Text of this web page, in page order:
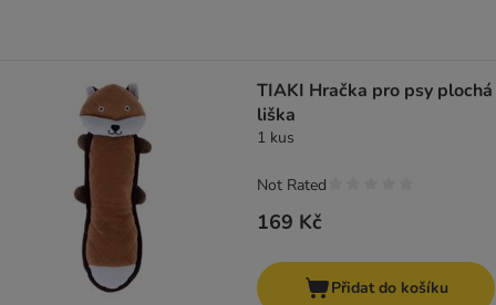
TIAKI Hračka pro psy plochá
liška
1 kus
169 Kč
Not Rated
Přidat do košíku